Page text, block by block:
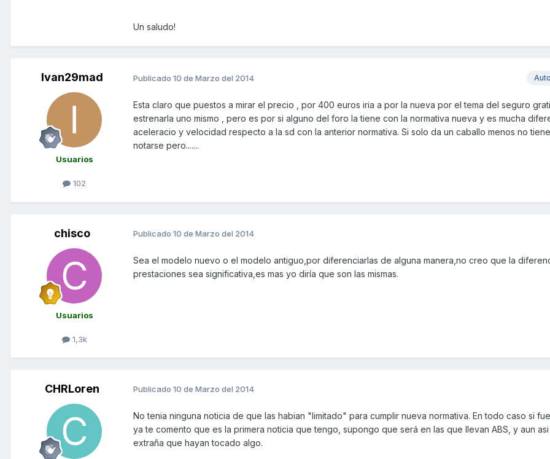
Un saludo!
Ivan29mad
Usuarios
102
Publicado 10 de Marzo del 2014
Esta claro que puestos a mirar el precio , por 400 euros iria a por la nueva por el tema del seguro
estrenarla uno mismo , pero es por si alguno del foro la tiene con la normativa nueva y es mucha
aceleracio y velocidad respecto a la sd con la anterior normativa. Si solo da un caballo menos no
notarse pero.......
chisco
Usuarios
1,3k
Publicado 10 de Marzo del 2014
Sea el modelo nuevo o el modelo antiguo,por diferenciarlas de alguna manera,no creo que la
prestaciones sea significativa,es mas yo diría que son las mismas.
CHRLoren Publicado 10 de Marzo del 2014
No tenia ninguna noticia de que las habian "limitado" para cumplir nueva normativa. En todo caso si
ya te comento que es la primera noticia que tengo, supongo que será en las que llevan ABS, y aun asi
extraña que hayan tocado algo.